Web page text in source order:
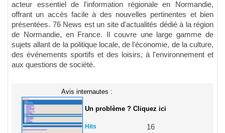
acteur essentiel de l'information régionale en Normandie,
offrant un accès facile à des nouvelles pertinentes et bien
présentées. 76 News est un site d'actualités dédié à la région
de Normandie, en France. Il couvre une large gamme de
sujets allant de la politique locale, de l'économie, de la culture,
des événements sportifs et des loisirs, à l'environnement et
aux questions de société.
Avis internautes :
Un problème ? Cliquez ici
Hits 16